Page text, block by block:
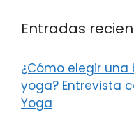
Entradas
¿Cómo elegir
yoga? Entrevista
Yoga